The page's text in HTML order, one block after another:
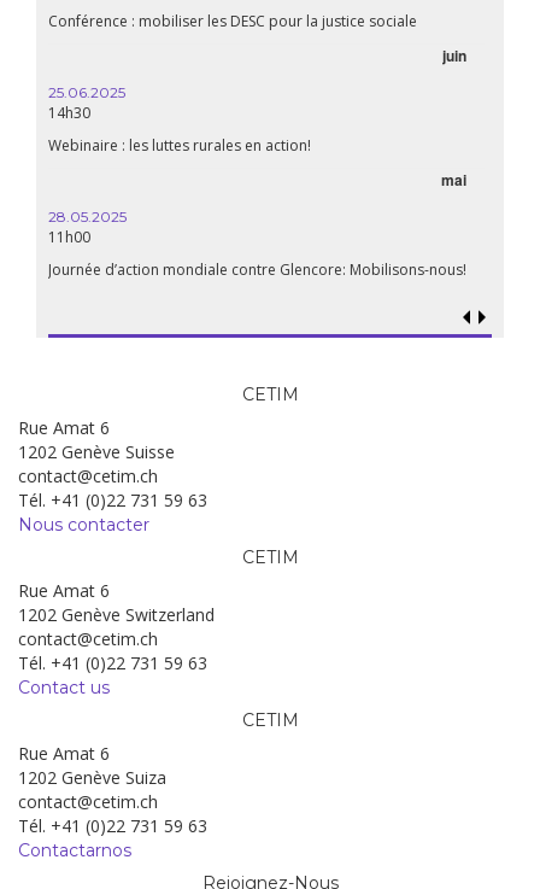
Conférence : mobiliser les DESC pour la justice sociale
juin
25.06.2025
14h30
Webinaire : les luttes rurales en action!
mai
28.05.2025
11h00
Journée d’action mondiale contre Glencore: Mobilisons-nous!
CETIM
Rue Amat 6
1202 Genève Suisse
contact@cetim.ch
Tél. +41 (0)22 731 59 63
Nous contacter
CETIM
Rue Amat 6
1202 Genève Switzerland
contact@cetim.ch
Tél. +41 (0)22 731 59 63
Contact us
CETIM
Rue Amat 6
1202 Genève Suiza
contact@cetim.ch
Tél. +41 (0)22 731 59 63
Contactarnos
Rejoignez-Nous